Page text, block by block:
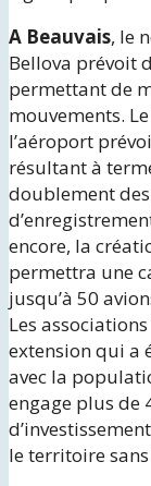
A Beauvais, le
Bellova prévoit
permettant de
mouvements.
l’aéroport
résultant à
doublement
encore, la
permettra une
jusqu’à 50
Les
extension qui a
avec la
engage plus de
le territoire